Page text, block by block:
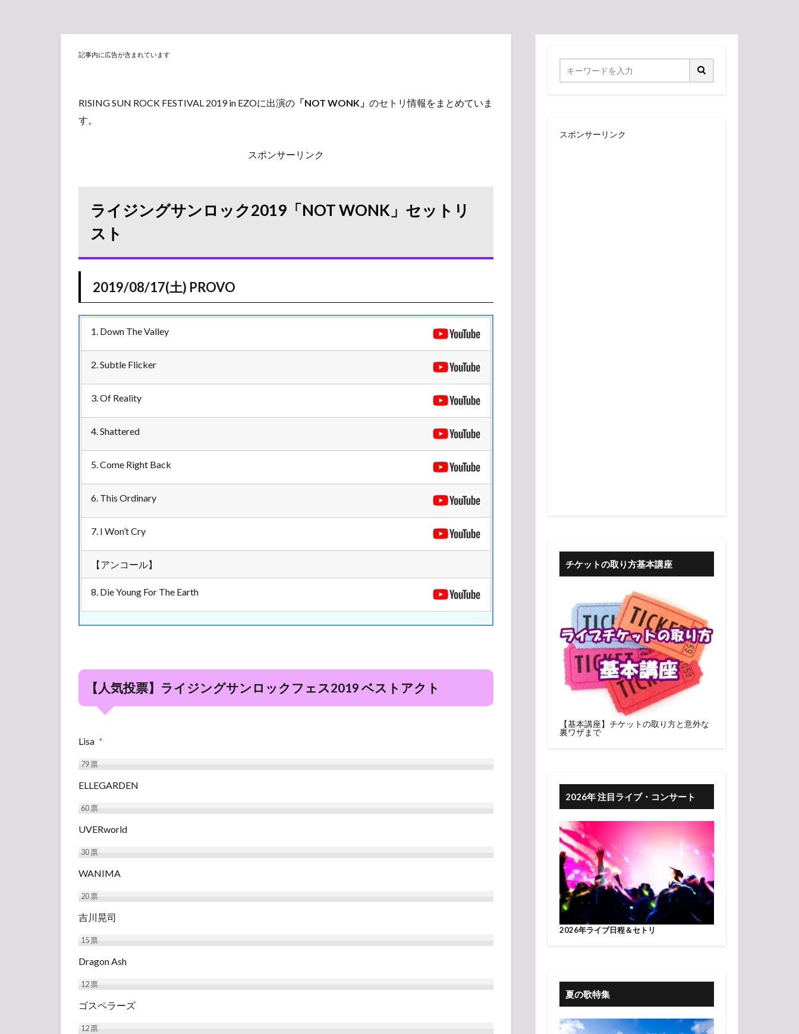
記事内に広告が含まれています
RISING SUN ROCK FESTIVAL 2019 in EZOに出演の 「NOT WONK」 のセトリ情報をまとめていま
す。
スポンサーリンク
ライジングサンロック2019「NOT WONK」セットリ
スト
2019/08/17(土) PROVO
1. Down The Valley
2. Subtle Flicker
3. Of Reality
4. Shattered
5. Come Right Back
6. This Ordinary
7. I Won’t Cry
【アンコール】
8. Die Young For The Earth
【人気投票】ライジングサンロックフェス2019 ベストアクト
Lisa *
79票
ELLEGARDEN
60票
UVERworld
30票
WANIMA
20票
吉川晃司
15票
Dragon Ash
12票
ゴスペラーズ
12票
スポンサーリンク
チケットの取り方基本講座
【基本講座】チケットの取り方と意外な
裏ワザまで
2026年 注目ライブ・コンサート
2026年ライブ日程＆セトリ
夏の歌特集